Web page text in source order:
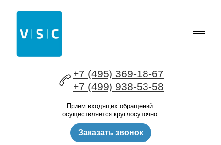
+7 (495) 369-18-67
+7 (499) 938-53-58
Прием входящих обращений
осуществляется круглосуточно.
Заказать звонок